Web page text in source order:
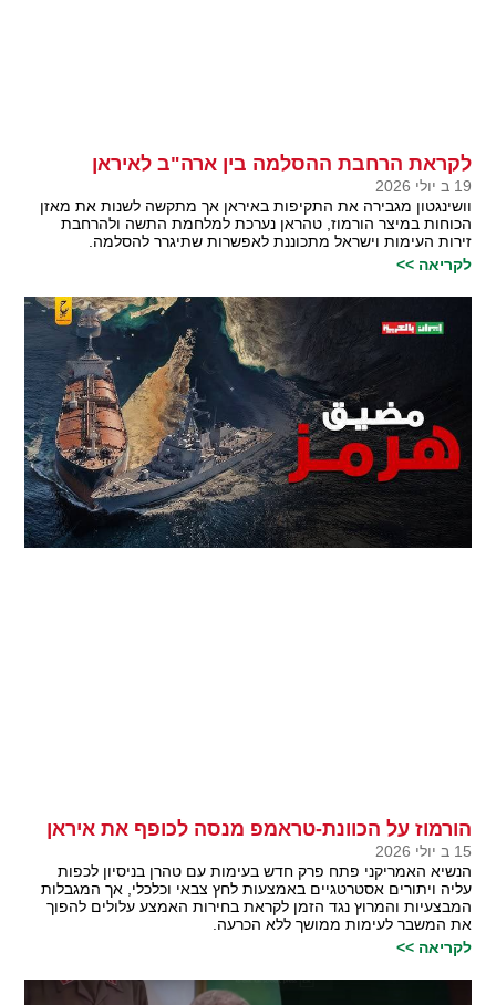
לקראת הרחבת ההסלמה בין ארה"ב לאיראן
19 ב יולי 2026
וושינגטון מגבירה את התקיפות באיראן אך מתקשה לשנות את מאזן
הכוחות במיצר הורמוז, טהראן נערכת למלחמת התשה ולהרחבת
זירות העימות וישראל מתכוננת לאפשרות שתיגרר להסלמה.
לקריאה >>
הורמוז על הכוונת-טראמפ מנסה לכופף את איראן
15 ב יולי 2026
הנשיא האמריקני פתח פרק חדש בעימות עם טהרן בניסיון לכפות
עליה ויתורים אסטרטגיים באמצעות לחץ צבאי וכלכלי, אך המגבלות
המבצעיות והמרוץ נגד הזמן לקראת בחירות האמצע עלולים להפוך
את המשבר לעימות ממושך ללא הכרעה.
לקריאה >>